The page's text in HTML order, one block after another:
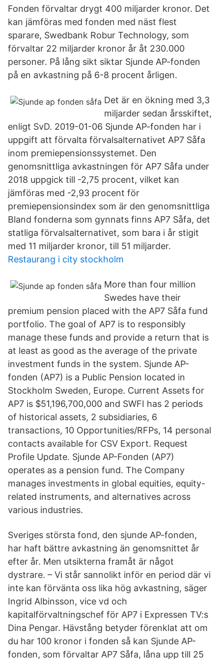
Fonden förvaltar drygt 400 miljarder kronor. Det
kan jämföras med fonden med näst flest
sparare, Swedbank Robur Technology, som
förvaltar 22 miljarder kronor år åt 230.000
personer. På lång sikt siktar Sjunde AP-fonden
på en avkastning på 6-8 procent årligen.
Det är en ökning med 3,3
miljarder sedan årsskiftet,
enligt SvD. 2019-01-06 Sjunde AP-fonden har i
uppgift att förvalta förvalsalternativet AP7 Såfa
inom premiepensionssystemet. Den
genomsnittliga avkastningen för AP7 Såfa under
2018 uppgick till -2,75 procent, vilket kan
jämföras med -2,93 procent för
premiepensionsindex som är den genomsnittliga
Bland fonderna som gynnats finns AP7 Såfa, det
statliga förvalsalternativet, som bara i år stigit
med 11 miljarder kronor, till 51 miljarder.
Restaurang i city stockholm
More than four million
Swedes have their
premium pension placed with the AP7 Såfa fund
portfolio. The goal of AP7 is to responsibly
manage these funds and provide a return that is
at least as good as the average of the private
investment funds in the system. Sjunde AP-
fonden (AP7) is a Public Pension located in
Stockholm Sweden, Europe. Current Assets for
AP7 is $51,196,700,000 and SWFI has 2 periods
of historical assets, 2 subsidiaries, 6
transactions, 10 Opportunities/RFPs, 14 personal
contacts available for CSV Export. Request
Profile Update. Sjunde AP-Fonden (AP7)
operates as a pension fund. The Company
manages investments in global equities, equity-
related instruments, and alternatives across
various industries.
Sveriges största fond, den sjunde AP-fonden,
har haft bättre avkastning än genomsnittet år
efter år. Men utsikterna framåt är något
dystrare. – Vi står sannolikt inför en period där vi
inte kan förvänta oss lika hög avkastning, säger
Ingrid Albinsson, vice vd och
kapitalförvaltningschef för AP7 i Expressen TV:s
Dina Pengar. Hävstång betyder förenklat att om
du har 100 kronor i fonden så kan Sjunde AP-
fonden, som förvaltar AP7 Såfa, låna upp till 25